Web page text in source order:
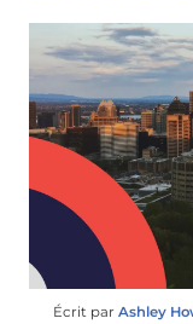
Écrit par Ashley